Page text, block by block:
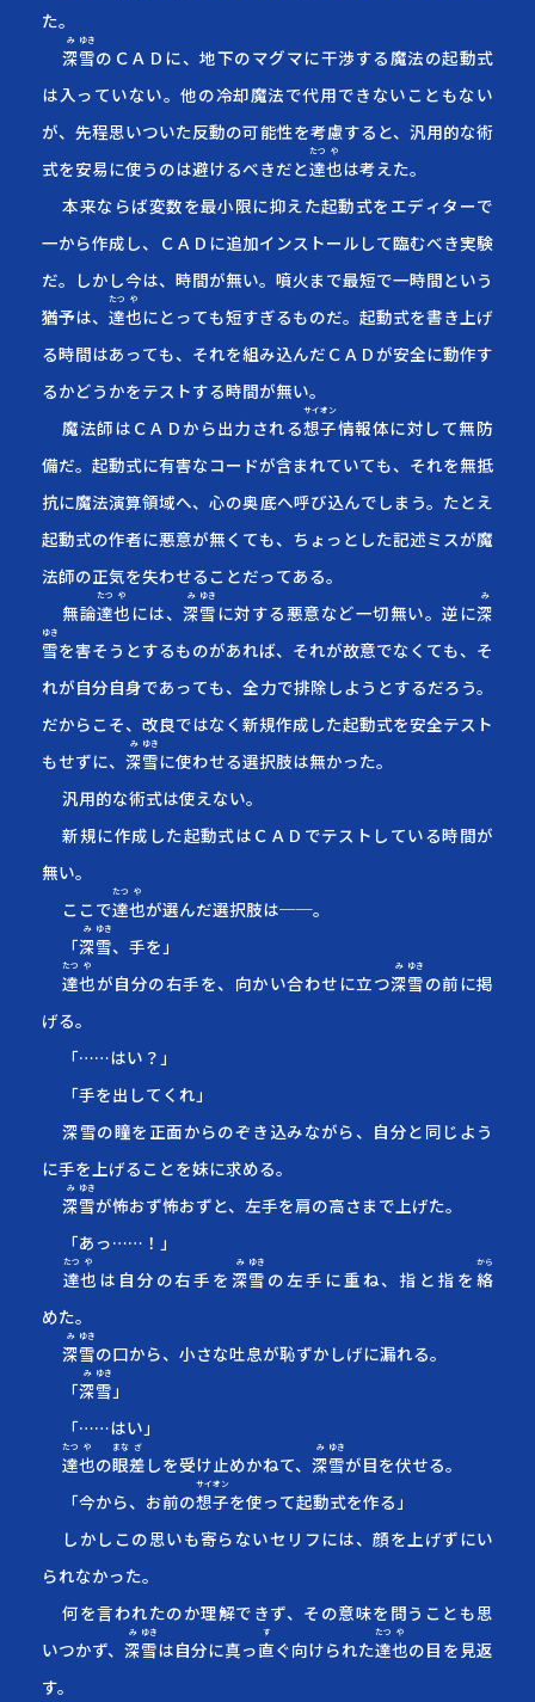
た。
深
み
雪
ゆき
のＣＡＤに、地下のマグマに干渉する魔法の起動式
は入っていない。他の冷却魔法で代用できないこともない
が、先程思いついた反動の可能性を考慮すると、汎用的な術
式を安易に使うのは避けるべきだと達
たつ
也
や
は考えた。
本来ならば変数を最小限に抑えた起動式をエディターで
一から作成し、ＣＡＤに追加インストールして臨むべき実験
だ。しかし今は、時間が無い。噴火まで最短で一時間という
猶予は、 達
たつ
也
や
にとっても短すぎるものだ。起動式を書き上げ
る時間はあっても、それを組み込んだＣＡＤが安全に動作す
るかどうかをテストする時間が無い。
魔法師はＣＡＤから出力される想子
サイオン
情報体に対して無防
備だ。起動式に有害なコードが含まれていても、それを無抵
抗に魔法演算領域へ、心の奥底へ呼び込んでしまう。たとえ
起動式の作者に悪意が無くても、ちょっとした記述ミスが魔
法師の正気を失わせることだってある。
無論達
たつ
也
や
には、 深
み
雪
ゆき
に対する悪意など一切無い。逆に深
み
雪
ゆき
を害そうとするものがあれば、それが故意でなくても、そ
れが自分自身であっても、全力で排除しようとするだろう。
だからこそ、改良ではなく新規作成した起動式を安全テスト
もせずに、 深
み
雪
ゆき
に使わせる選択肢は無かった。
汎用的な術式は使えない。
新規に作成した起動式はＣＡＤでテストしている時間が
無い。
ここで達
たつ
也
や
が選んだ選択肢は──。
「深
み
雪
ゆき
、手を」
達
たつ
也
や
が自分の右手を、向かい合わせに立つ深
み
雪
ゆき
の前に掲
げる。
「……はい？」
「手を出してくれ」
深雪の瞳を正面からのぞき込みながら、自分と同じよう
に手を上げることを妹に求める。
深
み
雪
ゆき
が怖おず怖おずと、左手を肩の高さまで上げた。
「あっ……！」
達
たつ
也
や
は自分の右手を 深
み
雪
ゆき
の左手に重ね、指と指を 絡
から
めた。
深
み
雪
ゆき
の口から、小さな吐息が恥ずかしげに漏れる。
「深
み
雪
ゆき
」
「……はい」
達
たつ
也
や
の眼
まな
差
ざ
しを受け止めかねて、 深
み
雪
ゆき
が目を伏せる。
「今から、お前の想子
サイオン
を使って起動式を作る」
しかしこの思いも寄らないセリフには、顔を上げずにい
られなかった。
何を言われたのか理解できず、その意味を問うことも思
いつかず、 深
み
雪
ゆき
は自分に真っ直
す
ぐ向けられた達
たつ
也
や
の目を見返
す。